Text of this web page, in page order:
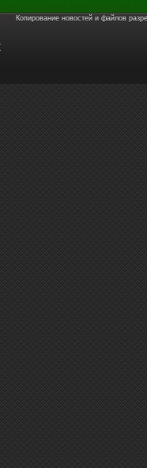
Копирование новостей и файлов